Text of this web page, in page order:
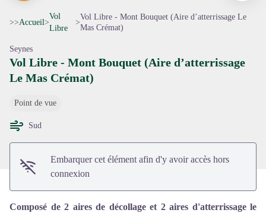
>>Accueil>
Vol
Libre
>
Vol Libre - Mont Bouquet (Aire d’atterrissage Le
Mas Crémat)
Seynes
Vol Libre - Mont Bouquet (Aire d’atterrissage
Le Mas Crémat)
Point de vue
Sud
Embarquer cet élément afin d'y avoir accès hors
connexion
Composé de 2 aires de décollage et 2 aires d'atterrissage le